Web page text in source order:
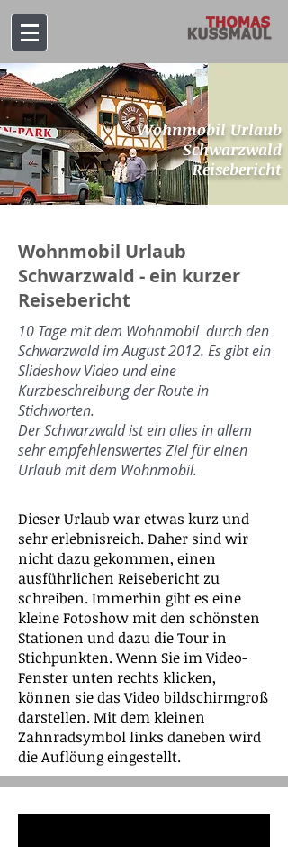
Wohnmobil Urlaub
Schwarzwald
Reisebericht
Wohnmobil Urlaub
Schwarzwald - ein kurzer
Reisebericht
10 Tage mit dem Wohnmobil durch den
Schwarzwald im August 2012. Es gibt ein
Slideshow Video und eine
Kurzbeschreibung der Route in
Stichworten.
Der Schwarzwald ist ein alles in allem
sehr empfehlenswertes Ziel für einen
Urlaub mit dem Wohnmobil.
Dieser Urlaub war etwas kurz und
sehr erlebnisreich. Daher sind wir
nicht dazu gekommen, einen
ausführlichen Reisebericht zu
schreiben. Immerhin gibt es eine
kleine Fotoshow mit den schönsten
Stationen und dazu die Tour in
Stichpunkten. Wenn Sie im Video-
Fenster unten rechts klicken,
können sie das Video bildschirmgroß
darstellen. Mit dem kleinen
Zahnradsymbol links daneben wird
die Auflöung eingestellt.